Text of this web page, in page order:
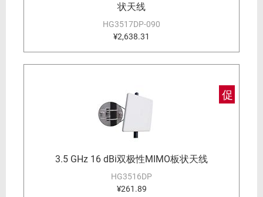
状天线
HG3517DP-090
¥2,638.31
促
3.5 GHz 16 dBi双极性MIMO板状天线
HG3516DP
¥261.89